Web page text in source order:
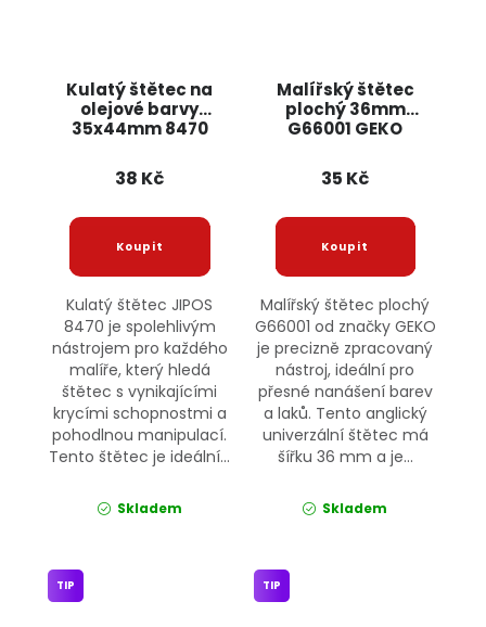
Kulatý štětec na
olejové barvy
35x44mm 8470
38 Kč
Kulatý štětec JIPOS
8470 je spolehlivým
nástrojem pro každého
malíře, který hledá
štětec s vynikajícími
krycími schopnostmi a
pohodlnou manipulací.
Tento štětec je ideální...
Skladem
Malířský štětec
plochý 36mm
G66001 GEKO
35 Kč
Malířský štětec plochý
G66001 od značky GEKO
je precizně zpracovaný
nástroj, ideální pro
přesné nanášení barev
a laků. Tento anglický
univerzální štětec má
šířku 36 mm a je...
Skladem
TIP TIP